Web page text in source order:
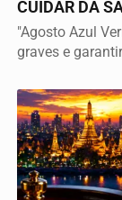
CUIDAR DA
"Agosto Azul
graves e